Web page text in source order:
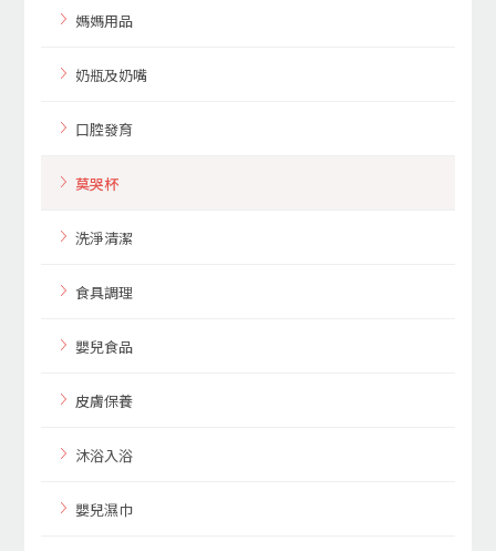
媽媽用品
奶瓶及奶嘴
口腔發育
莫哭杯
洗淨清潔
食具調理
嬰兒食品
皮膚保養
沐浴入浴
嬰兒濕巾